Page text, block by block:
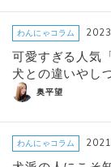
わんにゃコラム
可愛すぎる人気
犬との違いやし
奥平望
わんにゃコラム